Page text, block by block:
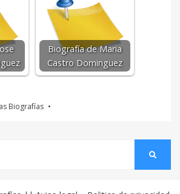
Biografía de Maria
Castro Dominguez
Biografías